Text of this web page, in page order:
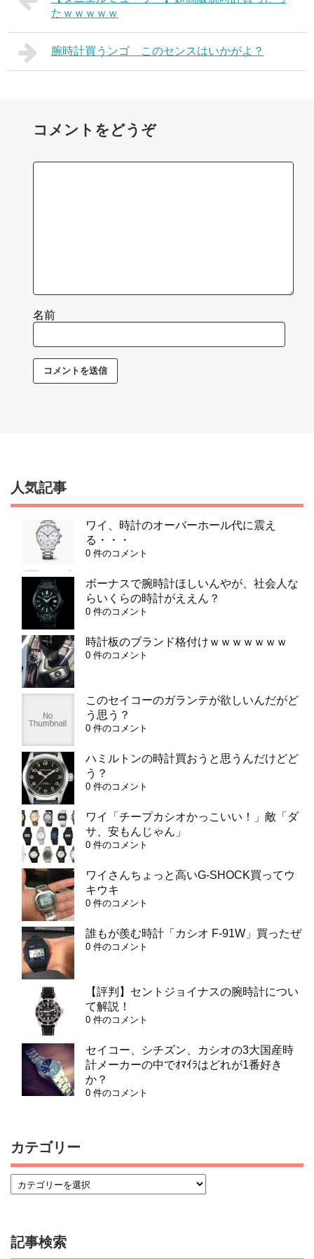
たｗｗｗｗｗ
腕時計買うンゴ このセンスはいかがよ？
コメントをどうぞ
名前
人気記事
ワイ、時計のオーバーホール代に震え
る・・・
0 件のコメント
ボーナスで腕時計ほしいんやが、社会人な
らいくらの時計がええん？
0 件のコメント
時計板のブランド格付けｗｗｗｗｗｗｗ
0 件のコメント
このセイコーのガランテが欲しいんだがど
う思う？
0 件のコメント
ハミルトンの時計買おうと思うんだけどど
う？
0 件のコメント
ワイ「チープカシオかっこいい！」敵「ダ
サ、安もんじゃん」
0 件のコメント
ワイさんちょっと高いG-SHOCK買ってウ
キウキ
0 件のコメント
誰もが羨む時計「カシオ F-91W」買ったぜ
0 件のコメント
【評判】セントジョイナスの腕時計につい
て解説！
0 件のコメント
セイコー、シチズン、カシオの3大国産時
計メーカーの中でｵﾏｲﾗはどれが1番好き
か？
0 件のコメント
カテゴリー
記事検索